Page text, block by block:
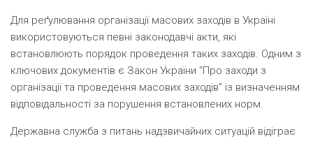
Для реґулювання організації масових заходів в Україні
використовуються певні законодавчі акти, які
встановлюють порядок проведення таких заходів. Одним з
ключових документів є Закон України “Про заходи з
організації та проведення масових заходів” із визначенням
відповідальності за порушення встановлених норм.
Державна служба з питань надзвичайних ситуацій відіграє